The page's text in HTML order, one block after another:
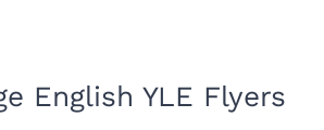
English YLE Flyers